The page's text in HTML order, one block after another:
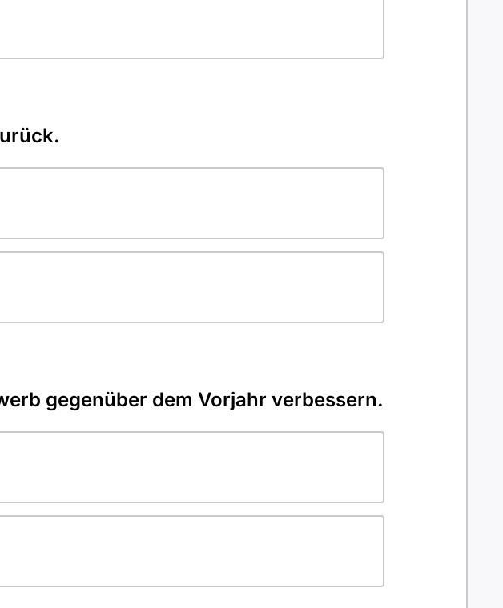
gegenüber dem Vorjahr verbessern.